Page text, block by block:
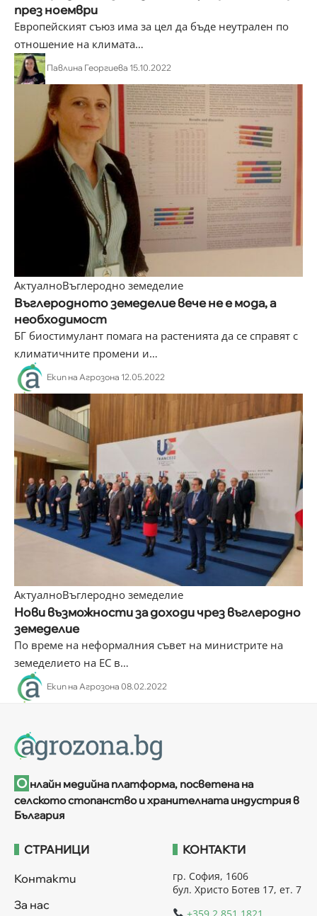
през ноември
Европейският съюз има за цел да бъде неутрален по
отношение на климата…
Павлина Георгиева 15.10.2022
АктуалноВъглеродно земеделие
Въглеродното земеделие вече не е мода, а
необходимост
БГ биостимулант помага на растенията да се справят с
климатичните промени и…
Екип на Агрозона 12.05.2022
АктуалноВъглеродно земеделие
Нови възможности за доходи чрез въглеродно
земеделие
По време на неформалния съвет на министрите на
земеделието на ЕС в…
Екип на Агрозона 08.02.2022
О нлайн медийна платформа, посветена на
селското стопанство и хранителната индустрия в
България
СТРАНИЦИ
Контакти
За нас
КОНТАКТИ
гр. София, 1606
бул. Христо Ботев 17, ет. 7